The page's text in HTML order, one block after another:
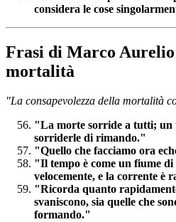
considera le cose
Frasi di Marco Aurelio
mortalità
"La consapevolezza della mortalità
"La morte sorride a tutti; un
sorriderle di rimando."
"Quello che facciamo ora
"Il tempo è come un fiume di
velocemente, e la corrente è
"Ricorda quanto
svaniscono, sia quelle che
formando."